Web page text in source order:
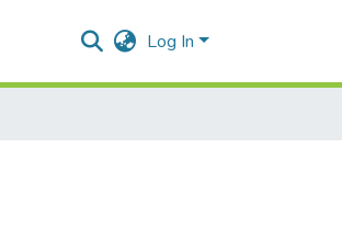
Log In